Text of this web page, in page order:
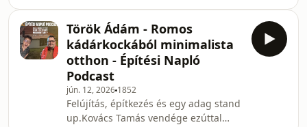
meg kommentben!
között üzleti műsorának egyik
befektetője! Az epizódban szó lesz
arról, hogy mit jelent a luxusingatlan
fogalma Magyarországon, hogyan
működik egy prémium bérbeadási
modell, miért a legfontosabb
szempont a lokáció, valamint milyen
szempontok alapján érdemes
Török Ádám - Romos
kádárkockából minimalista
otthon - Építési Napló
Podcast
jún. 12, 2026 1852
Felújítás, építkezés és egy adag stand
up.Kovács Tamás vendége ezúttal